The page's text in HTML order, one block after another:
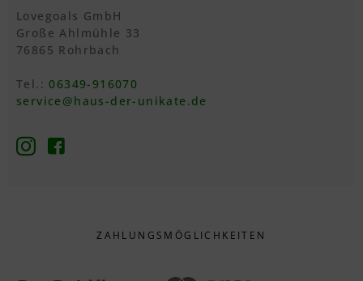
Lovegoals GmbH
Große Ahlmühle 33
76865 Rohrbach
Tel.:06349-916070
service@haus-der-unikate.de
ZAHLUNGS­MÖGLICHKEITEN